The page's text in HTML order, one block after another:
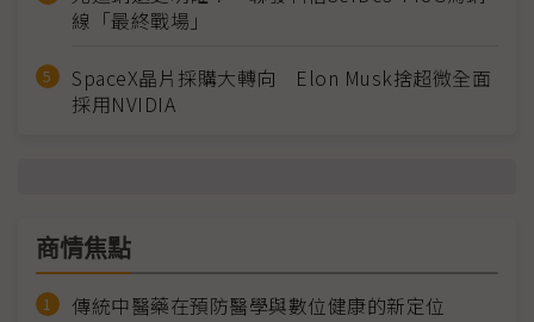
線「最終戰場」
SpaceX晶片採購大轉向 Elon Musk捨超微全面
採用NVIDIA
商情焦點
傳統中醫藥在預防醫學與數位健康的新定位